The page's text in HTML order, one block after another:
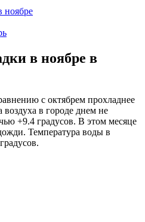
ноябре
в ноябре в
с октябрем прохладнее
воздуха в городе днем не
+9.4 градусов. В этом месяце
Температура воды в